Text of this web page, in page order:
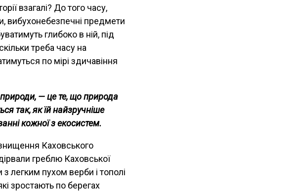
взагалі? До того часу,
вибухонебезпечні предмети
глибоко в ній, під
треба часу на
по мірі здичавіння
— це те, що природа
так, як їй найзручніше
кожної з екосистем.
Каховського
греблю Каховської
легким пухом верби і тополі
зростають по берегах